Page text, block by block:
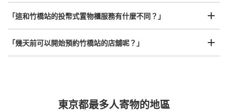
發生行李破損、被偷等狀況時安心有保障
「這和竹橋站的投幣式置物櫃服務有什麼不同？」
「幾天前可以開始預約竹橋站的店舖呢？」
東京都最多人寄物的地區